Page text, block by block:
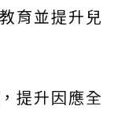
育並提升兒
提升因應全